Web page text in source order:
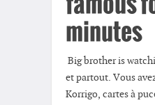
minutes
Big brother is
et partout. Vous
Korrigo, cartes à